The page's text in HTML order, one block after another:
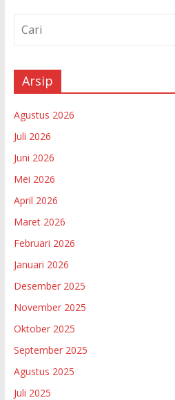
Arsip
Agustus 2026
Juli 2026
Juni 2026
Mei 2026
April 2026
Maret 2026
Februari 2026
Januari 2026
Desember 2025
November 2025
Oktober 2025
September 2025
Agustus 2025
Juli 2025